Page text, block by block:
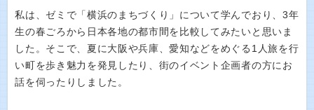
私は、ゼミで「横浜のまちづくり」について学んでおり、3年
生の春ごろから日本各地の都市間を比較してみたいと思いま
した。そこで、夏に大阪や兵庫、愛知などをめぐる1人旅を行
い町を歩き魅力を発見したり、街のイベント企画者の方にお
話を伺ったりしました。